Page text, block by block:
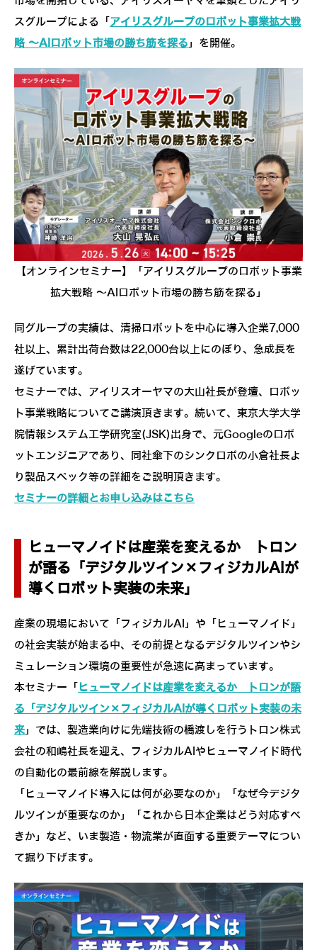
スグループによる「 アイリスグループのロボット事業拡大戦
略 ～AIロボット市場の勝ち筋を探る 」を開催。
【オンラインセミナー】「アイリスグループのロボット事業
拡大戦略 ～AIロボット市場の勝ち筋を探る」
同グループの実績は、清掃ロボットを中心に導入企業7,000
社以上、累計出荷台数は22,000台以上にのぼり、急成長を
遂げています。
セミナーでは、アイリスオーヤマの大山社長が登壇、ロボッ
ト事業戦略についてご講演頂きます。続いて、東京大学大学
院情報システム工学研究室(JSK)出身で、元Googleのロボ
ットエンジニアであり、同社傘下のシンクロボの小倉社長よ
り製品スペック等の詳細をご説明頂きます。
セミナーの詳細とお申し込みはこちら
ヒューマノイドは産業を変えるか トロン
が語る「デジタルツイン×フィジカルAIが
導くロボット実装の未来」
産業の現場において「フィジカルAI」や「ヒューマノイド」
の社会実装が始まる中、その前提となるデジタルツインやシ
ミュレーション環境の重要性が急速に高まっています。
本セミナー「 ヒューマノイドは産業を変えるか トロンが語
る「デジタルツイン×フィジカルAIが導くロボット実装の未
来」では、製造業向けに先端技術の橋渡しを行うトロン株式
会社の和嶋社長を迎え、フィジカルAIやヒューマノイド時代
の自動化の最前線を解説します。
「ヒューマノイド導入には何が必要なのか」「なぜ今デジタ
ルツインが重要なのか」「これから日本企業はどう対応すべ
きか」など、いま製造・物流業が直面する重要テーマについ
て掘り下げます。